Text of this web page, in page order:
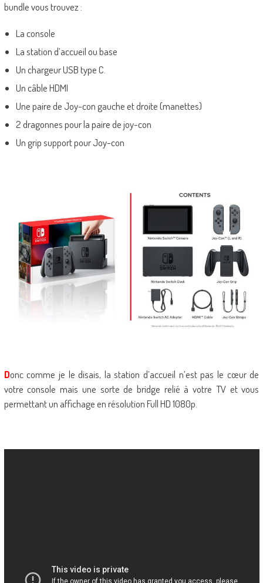
bundle vous trouvez :
La console
La station d’accueil ou base
Un chargeur USB type C.
Un câble HDMI
Une paire de Joy-con gauche et droite (manettes)
2 dragonnes pour la paire de joy-con
Un grip support pour Joy-con
Donc comme je le disais, la station d’accueil n’est pas le cœur de
votre console mais une sorte de bridge relié à votre TV et vous
permettant un affichage en résolution Full HD 1080p.